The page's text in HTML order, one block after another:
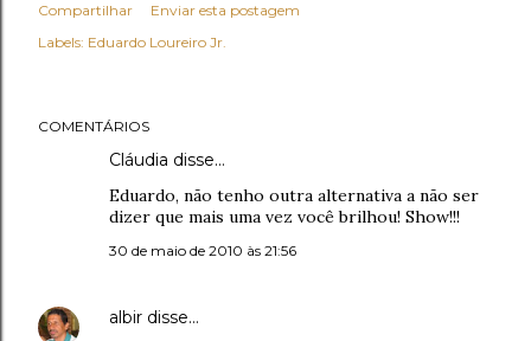
Compartilhar
Enviar esta postagem
Labels: Eduardo Loureiro Jr.
COMENTÁRIOS
Cláudia disse…
Eduardo, não tenho outra alternativa a não ser
dizer que mais uma vez você brilhou! Show!!!
30 de maio de 2010 às 21:56
albir disse…